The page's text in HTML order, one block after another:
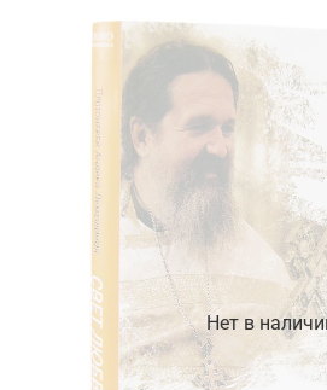
Нет в